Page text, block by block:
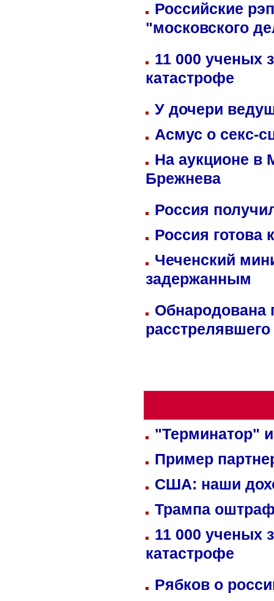
Российские
"московского
11 000 ученых
катастрофе
У дочери
Асмус о секс-
На аукционе в
Брежнева
Россия
Россия готова
Чеченский
задержанным
Обнародована
"Терминатор"
Пример
США: наши
Трампа
11 000 ученых
катастрофе
Рябков о